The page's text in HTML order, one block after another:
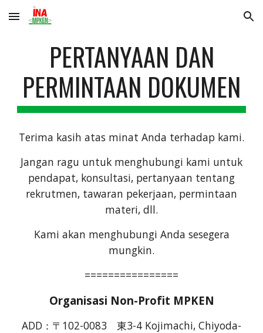
Skip to main content Skip to navigation
PERTANYAAN DAN
PERMINTAAN DOKUMEN
Terima kasih atas minat Anda terhadap kami.
Jangan ragu untuk menghubungi kami untuk
pendapat, konsultasi, pertanyaan tentang
rekrutmen, tawaran pekerjaan, permintaan
materi, dll.
Kami akan menghubungi Anda sesegera
mungkin.
================
Organisasi Non-Profit MPKEN
ADD： 〒102-0083
東3-4 Kojimachi, Chiyoda-